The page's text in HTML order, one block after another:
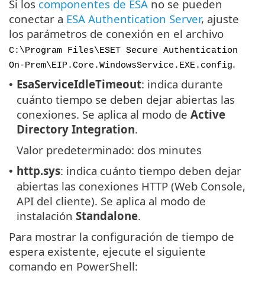
Si los componentes de ESA no se pueden
conectar a ESA Authentication Server, ajuste
los parámetros de conexión en el archivo
C:\Program Files\ESET Secure Authentication
On-Prem\EIP.Core.WindowsService.EXE.config.
• EsaServiceIdleTimeout: indica durante
cuánto tiempo se deben dejar abiertas las
conexiones. Se aplica al modo de Active
Directory Integration.
Valor predeterminado: dos minutes
• http.sys: indica cuánto tiempo deben dejar
abiertas las conexiones HTTP (Web Console,
API del cliente). Se aplica al modo de
instalación Standalone.
Para mostrar la configuración de tiempo de
espera existente, ejecute el siguiente
comando en PowerShell: